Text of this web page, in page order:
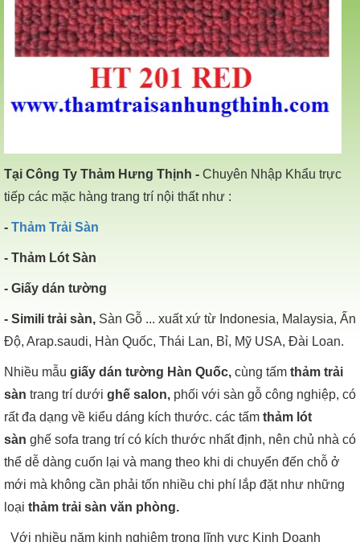
Tại Công Ty Thảm Hưng Thịnh - Chuyên Nhập Khẩu trực
tiếp các mặc hàng trang trí nội thất như :
- Thảm Trải Sàn
- Thảm Lót Sàn
- Giấy dán tường
- Simili trải sàn, Sàn Gỗ ... xuất xứ từ Indonesia, Malaysia, Ấn
Độ, Arap.saudi, Hàn Quốc, Thái Lan, Bỉ, Mỹ USA, Đài Loan.
Nhiều mẫu giấy dán tường Hàn Quốc, cùng tấm thảm trải
sàn trang trí dưới ghế salon, phối với sàn gỗ công nghiệp, có
rất đa dạng về kiểu dáng kích thước. các tấm thảm lót
sàn ghế sofa trang trí có kích thước nhất định, nên chủ nhà có
thể dễ dàng cuốn lại và mang theo khi di chuyển đến chỗ ở
mới mà không cần phải tốn nhiều chi phí lắp đặt như những
loại thảm trải sàn văn phòng.
Với nhiều năm kinh nghiệm trong lĩnh vực Kinh Doanh